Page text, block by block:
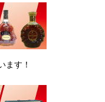
ます！